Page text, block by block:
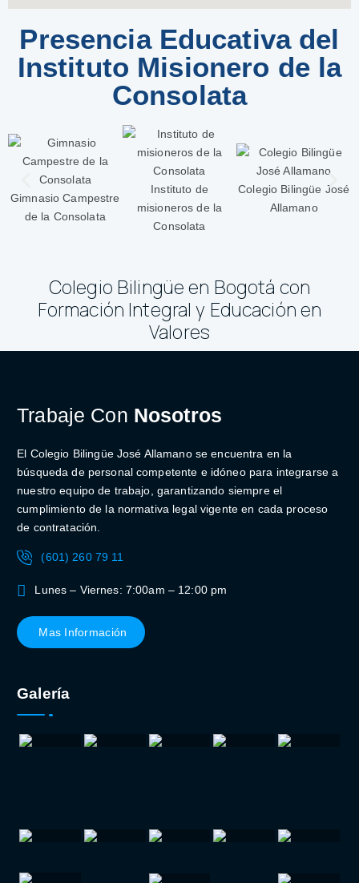
Presencia Educativa del
Instituto Misionero de la
Consolata​
Gimnasio Campestre
de la Consolata
Instituto de
misioneros de la
Consolata
Colegio Bilingüe José
Allamano
Colegio Bilingüe en Bogotá con
Formación Integral y Educación en
Valores
Trabaje Con Nosotros
El Colegio Bilingüe José Allamano se encuentra en la
búsqueda de personal competente e idóneo para integrarse a
nuestro equipo de trabajo, garantizando siempre el
cumplimiento de la normativa legal vigente en cada proceso
de contratación.
(601) 260 79 11
Lunes – Viernes: 7:00am – 12:00 pm
Mas Información
Galería